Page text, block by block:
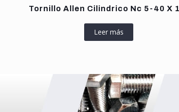
Tornillo Allen Cilindrico Nc 5-40 X
Leer más